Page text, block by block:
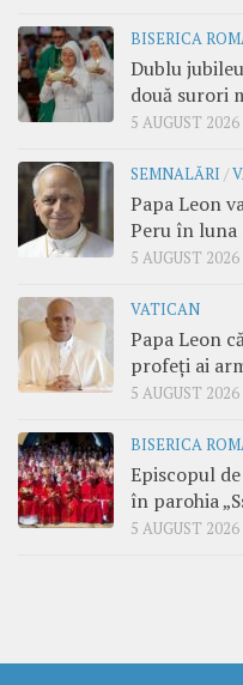
BISERICA
Dublu
două surori
5 AUGUST 2026
SEMNALĂRI /
Papa Leon
Peru în luna
5 AUGUST 2026
VATICAN
Papa Leon
profeți ai
5 AUGUST 2026
BISERICA
Episcopul
în parohia
5 AUGUST 2026